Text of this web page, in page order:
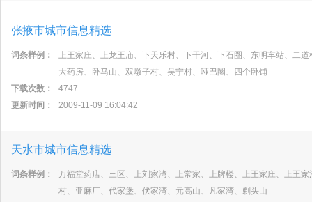
张掖市城市信息精选
词条样例：
上王家庄、上龙王庙、下天乐村、下干河、下石圈、东明车站、二
大药房、卧马山、双墩子村、吴宁村、哑巴圈、四个卧铺
下载次数：
4747
更新时间：
2009-11-09 16:04:42
天水市城市信息精选
词条样例：
万福堂药店、三区、上刘家湾、上常家、上牌楼、上王家庄、上王
村、亚麻厂、代家堡、伏家湾、元高山、凡家湾、剃头山